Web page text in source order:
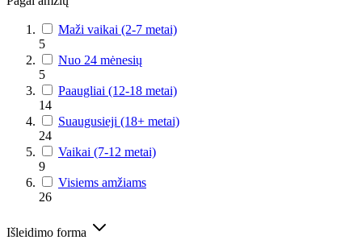
Maži vaikai (2-7 metai)
5
Nuo 24 mėnesių
5
Paaugliai (12-18 metai)
14
Suaugusieji (18+ metai)
24
Vaikai (7-12 metai)
9
Visiems amžiams
26
Išleidimo forma